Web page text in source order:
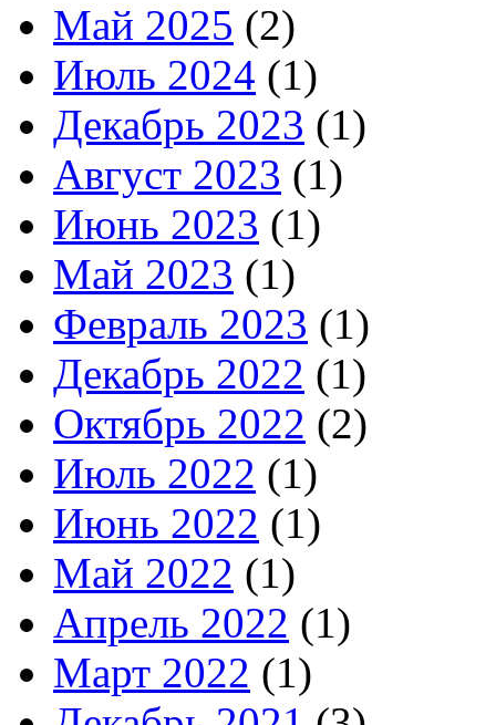
Май 2025 (2)
Июль 2024 (1)
Декабрь 2023 (1)
Август 2023 (1)
Июнь 2023 (1)
Май 2023 (1)
Февраль 2023 (1)
Декабрь 2022 (1)
Октябрь 2022 (2)
Июль 2022 (1)
Июнь 2022 (1)
Май 2022 (1)
Апрель 2022 (1)
Март 2022 (1)